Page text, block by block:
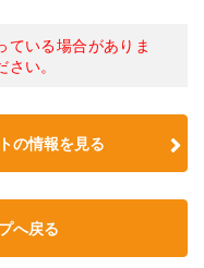
いる場合がありま
い。
の情報を見る
へ戻る